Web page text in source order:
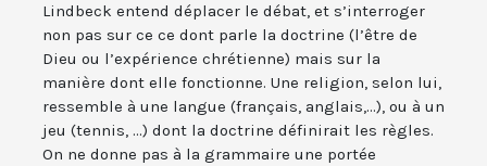
Lindbeck entend déplacer le débat, et s’interroger
non pas sur ce ce dont parle la doctrine (l’être de
Dieu ou l’expérience chrétienne) mais sur la
manière dont elle fonctionne. Une religion, selon lui,
ressemble à une langue (français, anglais,…), ou à un
jeu (tennis, …) dont la doctrine définirait les règles.
On ne donne pas à la grammaire une portée